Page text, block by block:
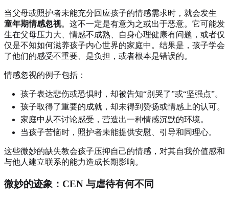
当父母或照护者未能充分回应孩子的情感需求时，就会发生
童年期情感忽视。这不一定是有意为之或出于恶意。它可能发
生在父母压力大、情感不成熟、自身心理健康有问题，或者仅
仅是不知如何滋养孩子内心世界的家庭中。结果是，孩子学会
了他们的感受不重要、是负担，或者根本是错误的。
情感忽视的例子包括：
孩子表达悲伤或恐惧时，却被告知“别哭了”或“坚强点”。
孩子取得了重要的成就，却未得到赞扬或情感上的认可。
家庭中从不讨论感受，营造出一种情感沉默的环境。
当孩子苦恼时，照护者未能提供安慰、引导和同理心。
这些微妙的缺失教会孩子压抑自己的情感，对其自我价值感和
与他人建立联系的能力造成长期影响。
微妙的迹象： CEN 与虐待有何不同